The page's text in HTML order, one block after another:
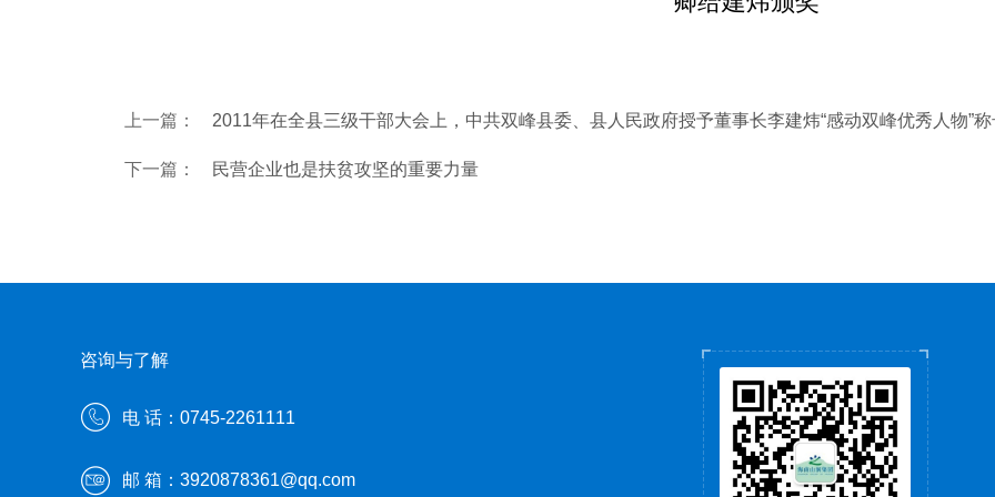
上一篇： 2011年在全县三级干部大会上，中共双峰县委、县人民政府授予董事长李建炜“感动双峰优秀人物”称
下一篇： 民营企业也是扶贫攻坚的重要力量
咨询与了解
电 话：0745-2261111
邮 箱：3920878361@qq.com